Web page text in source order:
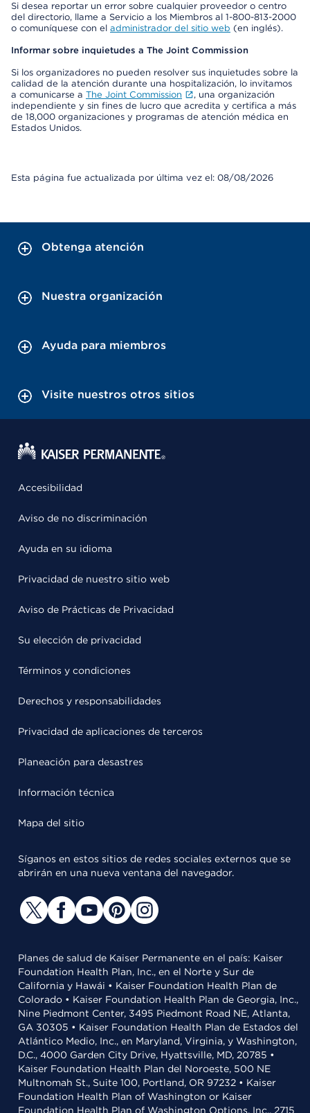
Si desea reportar un error sobre cualquier proveedor o centro
del directorio, llame a Servicio a los Miembros al 1-800-813-2000
o comuníquese con el administrador del sitio web (en inglés).
Informar sobre inquietudes a The Joint Commission
Si los organizadores no pueden resolver sus inquietudes sobre la
calidad de la atención durante una hospitalización, lo invitamos
a comunicarse a The Joint Commission
, una organización
independiente y sin fines de lucro que acredita y certifica a más
de 18,000 organizaciones y programas de atención médica en
Estados Unidos.
Esta página fue actualizada por última vez el: 08/08/2026
Obtenga atención
Nuestra organización
Ayuda para miembros
Visite nuestros otros sitios
Accesibilidad
Aviso de no discriminación
Ayuda en su idioma
Privacidad de nuestro sitio web
Aviso de Prácticas de Privacidad
Su elección de privacidad
Términos y condiciones
Derechos y responsabilidades
Privacidad de aplicaciones de terceros
Planeación para desastres
Información técnica
Mapa del sitio
Síganos en estos sitios de redes sociales externos que se
abrirán en una nueva ventana del navegador.
Planes de salud de Kaiser Permanente en el país: Kaiser
Foundation Health Plan, Inc., en el Norte y Sur de
California y Hawái • Kaiser Foundation Health Plan de
Colorado • Kaiser Foundation Health Plan de Georgia, Inc.,
Nine Piedmont Center, 3495 Piedmont Road NE, Atlanta,
GA 30305 • Kaiser Foundation Health Plan de Estados del
Atlántico Medio, Inc., en Maryland, Virginia, y Washington,
D.C., 4000 Garden City Drive, Hyattsville, MD, 20785 •
Kaiser Foundation Health Plan del Noroeste, 500 NE
Multnomah St., Suite 100, Portland, OR 97232 • Kaiser
Foundation Health Plan of Washington or Kaiser
Foundation Health Plan of Washington Options, Inc., 2715